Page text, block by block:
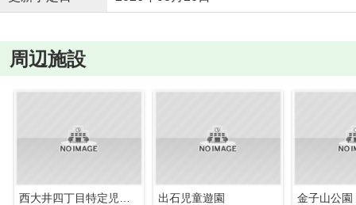
周辺施設
出石児童遊園
金子山公園